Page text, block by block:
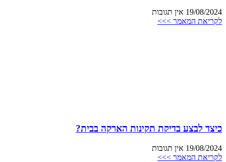
19/08/2024 אין תגובות
לקריאת המאמר >>>
כיצד לבצע בדיקת תקינות הארקה בבית?
19/08/2024 אין תגובות
לקריאת המאמר >>>